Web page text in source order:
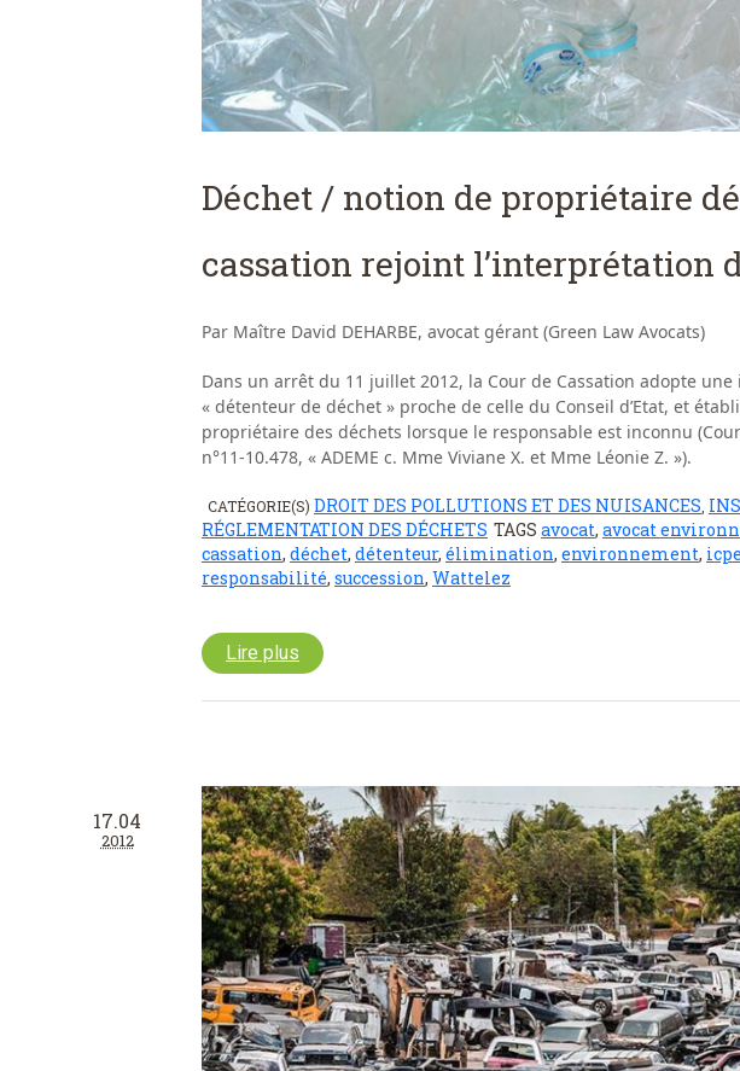
Déchet / notion de propriétaire
cassation rejoint l’interprétation
Par Maître David DEHARBE, avocat gérant (Green Law Avocats)
Dans un arrêt du 11 juillet 2012, la Cour de Cassation adopte
« détenteur de déchet » proche de celle du Conseil d’Etat, et
propriétaire des déchets lorsque le responsable est inconnu
n°11-10.478, « ADEME c. Mme Viviane X. et Mme Léonie Z. »).
CATÉGORIE(S) DROIT DES POLLUTIONS ET DES NUISANCES,
RÉGLEMENTATION DES DÉCHETS TAGS avocat, avocat
cassation, déchet, détenteur, élimination, environnement, icpe
responsabilité, succession, Wattelez
Lire plus
17.04
2012